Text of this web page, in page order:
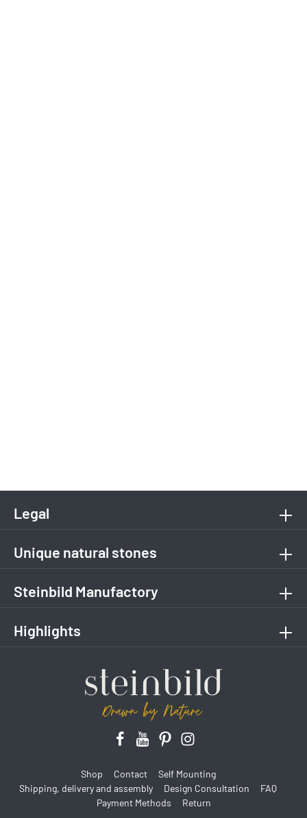
Legal
Unique natural stones
Steinbild Manufactory
Highlights
Shop Contact
Self Mounting
Shipping, delivery and assembly
Design Consultation
FAQ
Payment Methods
Return